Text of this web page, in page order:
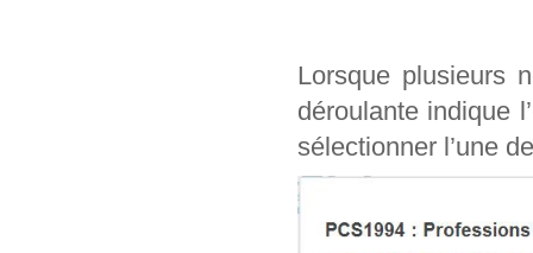
Lorsque plusieurs
déroulante indique
sélectionner l’une